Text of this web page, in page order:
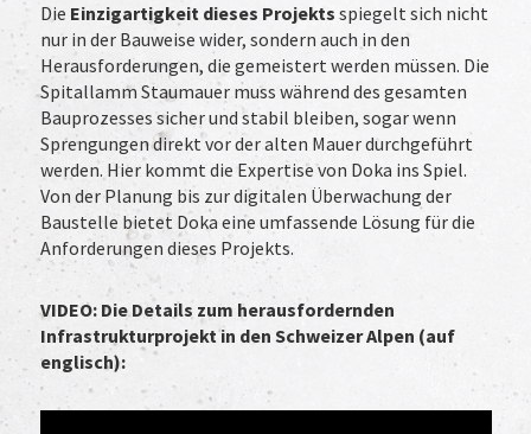
Die Einzigartigkeit dieses Projekts spiegelt sich nicht
nur in der Bauweise wider, sondern auch in den
Herausforderungen, die gemeistert werden müssen. Die
Spitallamm Staumauer muss während des gesamten
Bauprozesses sicher und stabil bleiben, sogar wenn
Sprengungen direkt vor der alten Mauer durchgeführt
werden. Hier kommt die Expertise von Doka ins Spiel.
Von der Planung bis zur digitalen Überwachung der
Baustelle bietet Doka eine umfassende Lösung für die
Anforderungen dieses Projekts.
VIDEO: Die Details zum herausfordernden
Infrastrukturprojekt in den Schweizer Alpen (auf
englisch):